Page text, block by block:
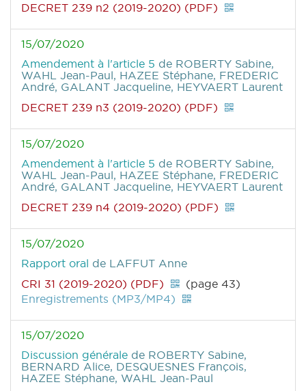
DECRET 239 n2 (2019-2020) (PDF)
15/07/2020
Amendement à l'article 5 de ROBERTY Sabine,
WAHL Jean-Paul, HAZEE Stéphane, FREDERIC
André, GALANT Jacqueline, HEYVAERT Laurent
DECRET 239 n3 (2019-2020) (PDF)
15/07/2020
Amendement à l'article 5 de ROBERTY Sabine,
WAHL Jean-Paul, HAZEE Stéphane, FREDERIC
André, GALANT Jacqueline, HEYVAERT Laurent
DECRET 239 n4 (2019-2020) (PDF)
15/07/2020
Rapport oral de LAFFUT Anne
CRI 31 (2019-2020) (PDF)
(page 43)
Enregistrements (MP3/MP4)
15/07/2020
Discussion générale de ROBERTY Sabine,
BERNARD Alice, DESQUESNES François,
HAZEE Stéphane, WAHL Jean-Paul